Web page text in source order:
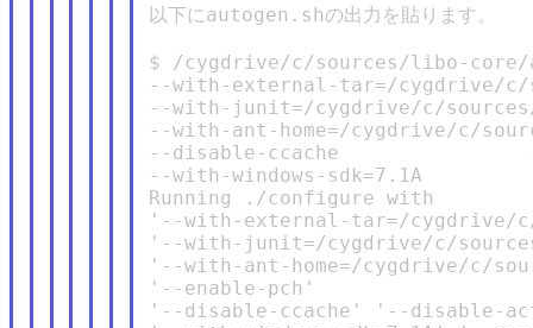
以下にautogen.shの出力を貼ります。
$ /cygdrive/c/sources/libo-core/
--with-external-tar=/cygdrive/c/
--with-junit=/cygdrive/c/
--with-ant-home=/cygdrive/c/
--disable-ccache
--with-windows-sdk=7.1A
Running ./configure with
'--with-external-tar=/cygdrive/
'--with-junit=/cygdrive/c/
'--with-ant-home=/cygdrive/c/
'--enable-pch'
'--disable-ccache' '--disable-